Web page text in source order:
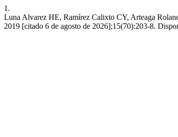
1.
Luna Alvarez HE, Ramírez Calixto CY, Arteaga
2019 [citado 6 de agosto de 2026];15(70):203-8.